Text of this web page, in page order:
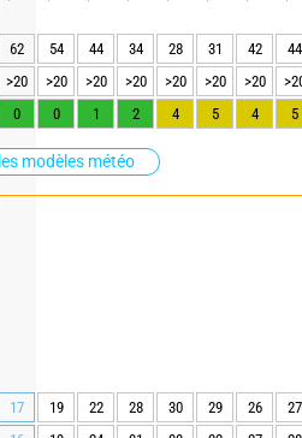
modèles météo
62 54 44 34 28 31 42
44
>20
>20 >20 >20 >20 >20 >20
0
0 1 2 4 5 4 5
17 19 22 28 30 29 26
27